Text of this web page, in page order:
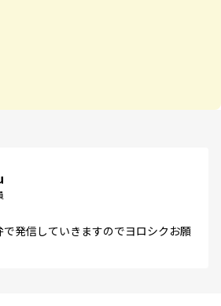
発信していきますのでヨロシクお願